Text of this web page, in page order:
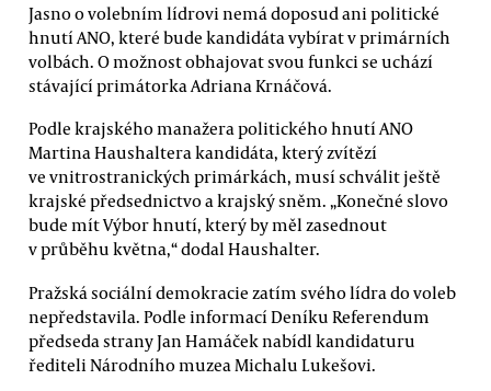
Jasno o volebním lídrovi nemá doposud ani politické
hnutí ANO, které bude kandidáta vybírat v primárních
volbách. O možnost obhajovat svou funkci se uchází
stávající primátorka Adriana Krnáčová.
Podle krajského manažera politického hnutí ANO
Martina Haushaltera kandidáta, který zvítězí
ve vnitrostranických primárkách, musí schválit ještě
krajské předsednictvo a krajský sněm. „Konečné slovo
bude mít Výbor hnutí, který by měl zasednout
v průběhu května,“ dodal Haushalter.
Pražská sociální demokracie zatím svého lídra do voleb
nepředstavila. Podle informací Deníku Referendum
předseda strany Jan Hamáček nabídl kandidaturu
řediteli Národního muzea Michalu Lukešovi.